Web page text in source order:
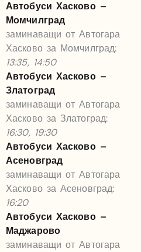
Автобуси Хасково –
Момчилград
заминаващи от Автогара
Хасково за Момчилград:
13:35, 14:50
Автобуси Хасково –
Златоград
заминаващи от Автогара
Хасково за Златоград:
16:30, 19:30
Автобуси Хасково –
Асеновград
заминаващи от Автогара
Хасково за Асеновград:
16:20
Автобуси Хасково –
Маджарово
заминаващи от Автогара